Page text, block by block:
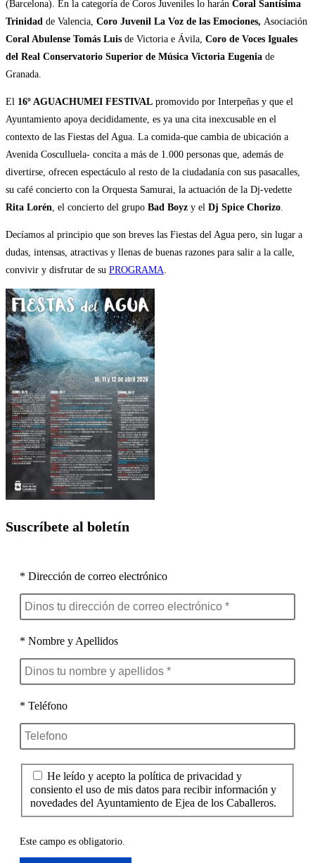
(Barcelona). En la categoría de Coros Juveniles lo harán Coral Santísima
Trinidad de Valencia, Coro Juvenil La Voz de las Emociones, Asociación
Coral Abulense Tomás Luis de Victoria e Ávila, Coro de Voces Iguales
del Real Conservatorio Superior de Música Victoria Eugenia de
Granada.
El 16º AGUACHUMEI FESTIVAL promovido por Interpeñas y que el
Ayuntamiento apoya decididamente, es ya una cita inexcusable en el
contexto de las Fiestas del Agua. La comida-que cambia de ubicación a
Avenida Cosculluela- concita a más de 1.000 personas que, además de
divertirse, ofrecen espectáculo al resto de la ciudadanía con sus pasacalles,
su café concierto con la Orquesta Samurai, la actuación de la Dj-vedette
Rita Lorén , el concierto del grupo Bad Boyz y el Dj Spice Chorizo
Decíamos al principio que son breves las Fiestas del Agua pero, sin lugar a
dudas, intensas, atractivas y llenas de buenas razones para salir a la calle,
convivir y disfrutar de su PROGRAMA
Suscríbete al boletín
* Dirección de correo electrónico
* Nombre y Apellidos
* Teléfono
He leído y acepto la política de privacidad y
consiento el uso de mis datos para recibir información y
novedades del Ayuntamiento de Ejea de los Caballeros.
Este campo es obligatorio.